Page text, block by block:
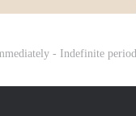
- Indefinite period